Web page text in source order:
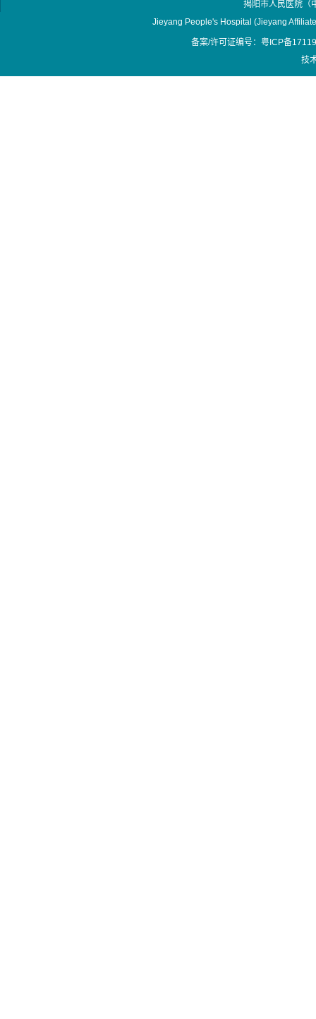
揭阳市人民医院
Jieyang People's Hospital (Jieyang
备案/许可证编号：粤ICP备
技